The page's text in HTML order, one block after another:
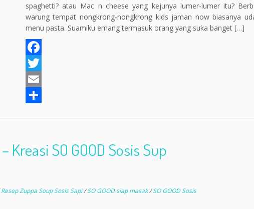
spaghetti? atau Mac n cheese yang kejunya lumer-lumer itu?
warung tempat nongkrong-nongkrong kids jaman now biasanya
menu pasta. Suamiku emang termasuk orang yang suka banget […]
F
a
o
T
w
e
E
r
Kreasi SO GOOD Sosis Sup
Resep Zuppa Soup Sosis Sapi/SO GOOD siap masak/SO GOOD Sosis